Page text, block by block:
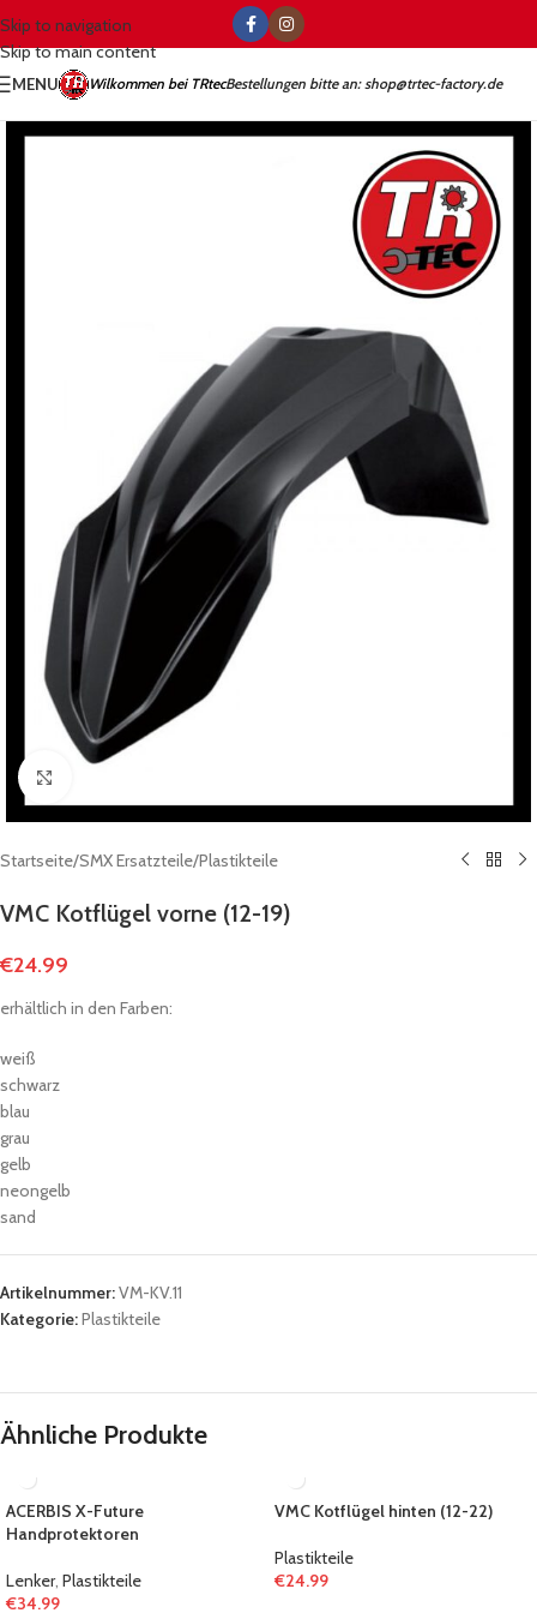
Skip to navigation
Skip to main content
MENU Wilkommen bei TRtecBestellungen bitte an: shop@trtec-factory.de
Startseite/SMX Ersatzteile/Plastikteile
VMC Kotflügel vorne (12-19)
€24.99
erhältlich in den Farben:
weiß
schwarz
blau
grau
gelb
neongelb
sand
Artikelnummer:VM-KV.11
Kategorie:Plastikteile
Ähnliche Produkte
ACERBIS X-Future
Handprotektoren
Lenker, Plastikteile
€34.99
VMC Kotflügel hinten (12-22)
Plastikteile
€24.99